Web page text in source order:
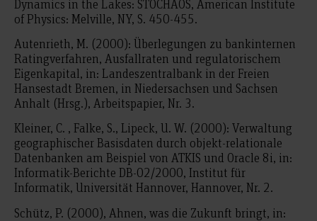
Dynamics in the Lakes: STOCHAOS, American Institute
of Physics: Melville, NY, S. 450-455.
Autenrieth, M. (2000): Überlegungen zu bankinternen
Ratingverfahren, Ausfallraten und regulatorischem
Eigenkapital, in: Landeszentralbank in der Freien
Hansestadt Bremen, in Niedersachsen und Sachsen
Anhalt (Hrsg.), Arbeitspapier, Nr. 3.
Kleiner, C. , Falke, S., Lipeck, U. W. (2000): Verwaltung
geographischer Basisdaten durch objekt-relationale
Datenbanken am Beispiel von ATKIS und Oracle 8i, in:
Informatik-Berichte DB-02/2000, Institut für
Informatik, Universität Hannover, Hannover, Nr. 2.
Schütz, P. (2000), Ahnen, was die Zukunft bringt, in: